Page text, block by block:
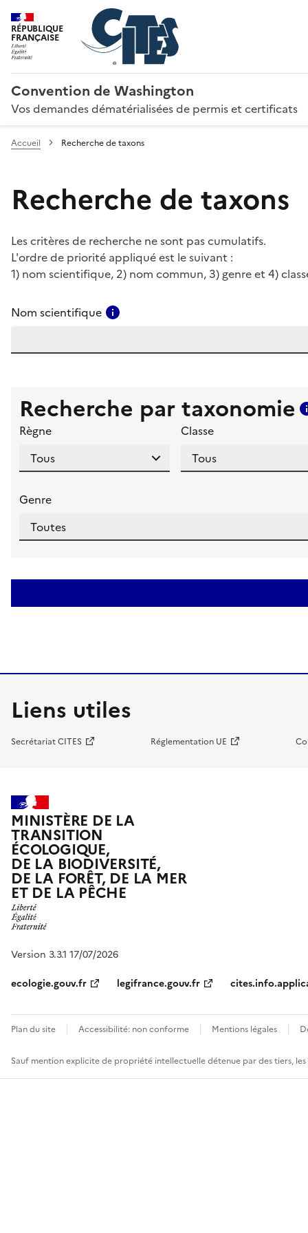
RÉPUBLIQUE
FRANÇAISE
Convention de Washington
Vos demandes dématérialisées de permis et certificats
Accueil Recherche de taxons
Recherche de taxons
Les critères de recherche ne sont pas cumulatifs.
L'ordre de priorité appliqué est le suivant :
1) nom scientifique, 2) nom commun, 3) genre et 4)
Nom scientifique
Recherche par taxonomie
Règne Classe
Genre
Liens utiles
Secrétariat CITES Réglementation UE
MINISTÈRE DE LA
TRANSITION
ÉCOLOGIQUE,
DE LA BIODIVERSITÉ,
DE LA FORÊT, DE LA MER
ET DE LA PÊCHE
Version 3.3.1 17/07/2026
ecologie.gouv.fr
legifrance.gouv.fr
Plan du site Accessibilité: non conforme Mentions légales
Sauf mention explicite de propriété intellectuelle détenue par des tiers,